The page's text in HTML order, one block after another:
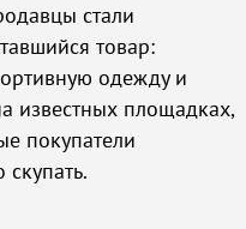
стали
товар:
одежду и
известных площадках,
покупатели
скупать.